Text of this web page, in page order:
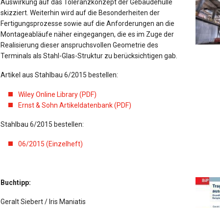
Baustoffe
Betonbau
Auswirkung auf das Toleranzkonzept der Gebäudehülle
skizziert. Weiterhin wird auf die Besonderheiten der
Fertigungsprozesse sowie auf die Anforderungen an die
Montageabläufe näher eingegangen, die es im Zuge der
Realisierung dieser anspruchsvollen Geometrie des
Terminals als Stahl-Glas-Struktur zu berücksichtigen gab.
Artikel aus Stahlbau 6/2015 bestellen:
Wiley Online Library (PDF)
Ernst & Sohn Artikeldatenbank (PDF)
Stahlbau 6/2015 bestellen:
06/2015 (Einzelheft)
Buchtipp:
Geralt Siebert / Iris Maniatis